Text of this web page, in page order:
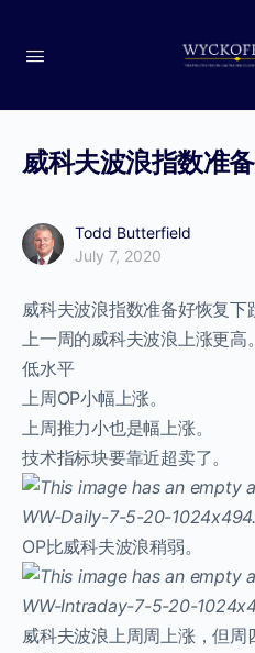
威科夫波浪指数准
Todd Butterfield
July 7, 2020
威科夫波浪指数准备好恢复下
上一周的威科夫波浪上涨更
低水平
上周OP小幅上涨。
上周推力小也是幅上涨。
技术指标块要靠近超卖了。
OP比威科夫波浪稍弱。
威科夫波浪上周周上涨，但周